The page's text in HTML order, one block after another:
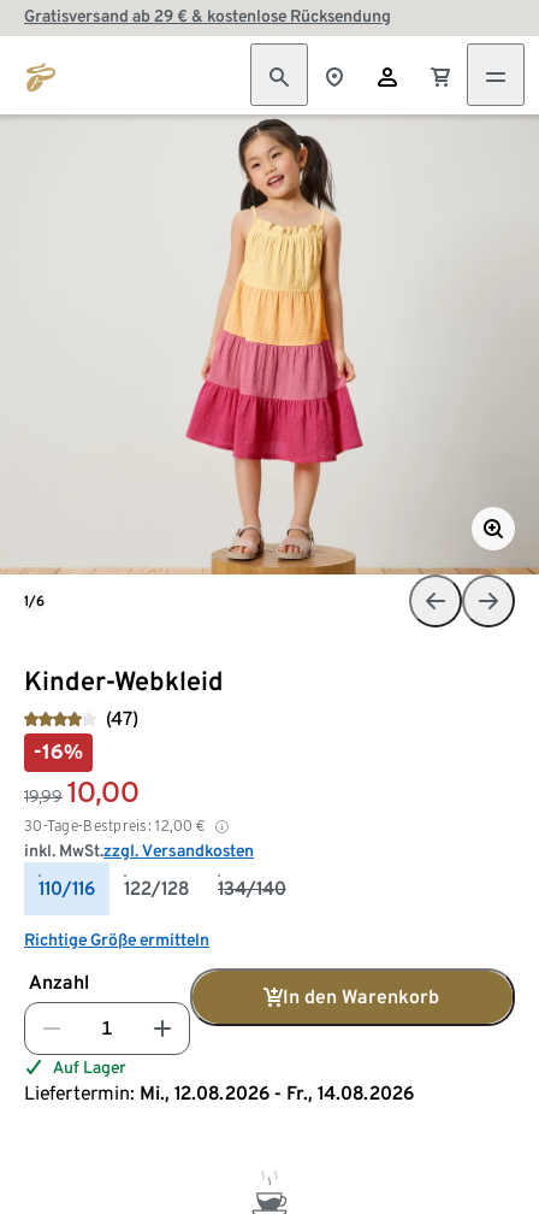
Gratisversand ab 29 € & kostenlose Rücksendung
Kinder-Webkleid
(47)
-16%
19,99 10,00
30-Tage-Bestpreis: 12,00 €
inkl. MwSt.zzgl. Versandkosten
110/116 122/128 134/140
Richtige Größe ermitteln
Anzahl
In den Warenkorb
Auf Lager
Liefertermin: Mi., 12.08.2026 - Fr., 14.08.2026
1/6